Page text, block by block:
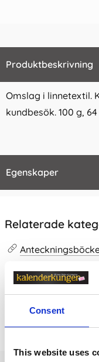
Consent
This website uses
Produktbeskrivning
Omslag i linnetextil.
kundbesök. 100 g,
Egenskaper
Relaterade
Prishistorik